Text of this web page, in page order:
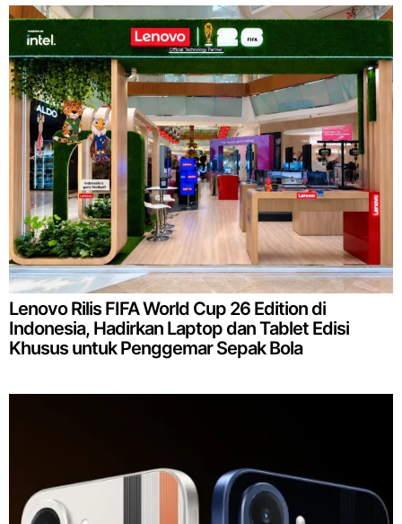
Lenovo Rilis FIFA World Cup 26 Edition di
Indonesia, Hadirkan Laptop dan Tablet Edisi
Khusus untuk Penggemar Sepak Bola